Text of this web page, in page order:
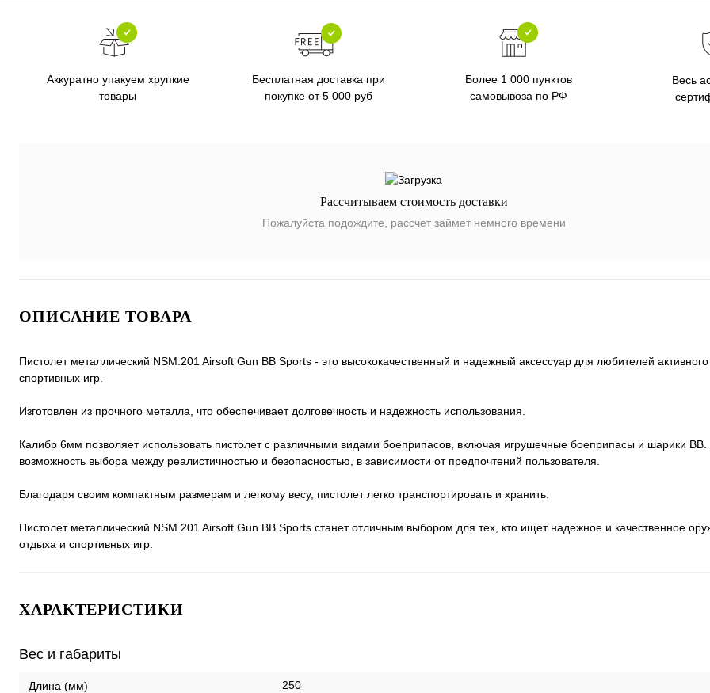
Аккуратно упакуем хрупкие
товары
Бесплатная доставка при
покупке от 5 000 руб
Более 1 000 пунктов
самовывоза по РФ
Весь
Рассчитываем стоимость доставки
Пожалуйста подождите, рассчет займет немного времени
ОПИСАНИЕ ТОВАРА
Пистолет металлический NSM.201 Airsoft Gun BB Sports - это высококачественный и надежный аксессуар для любителей
спортивных игр.
Изготовлен из прочного металла, что обеспечивает долговечность и надежность использования.
Калибр 6мм позволяет использовать пистолет с различными видами боеприпасов, включая игрушечные боеприпасы и шарики BB.
возможность выбора между реалистичностью и безопасностью, в зависимости от предпочтений пользователя.
Благодаря своим компактным размерам и легкому весу, пистолет легко транспортировать и хранить.
Пистолет металлический NSM.201 Airsoft Gun BB Sports станет отличным выбором для тех, кто ищет надежное и качественное
отдыха и спортивных игр.
ХАРАКТЕРИСТИКИ
Вес и габариты
Длина (мм) 250